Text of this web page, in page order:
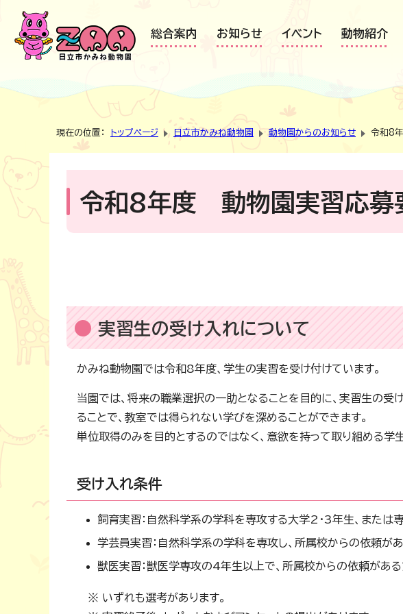
総合案内 お知らせ イベント 動物紹介
現在の位置： トップページ 日立市かみね動物園 動物園からのお知らせ 令和8
令和8年度 動物園実習応募
実習生の受け入れについて
かみね動物園では令和8年度、学生の実習を受け付けています。
当園では、将来の職業選択の一助となることを目的に、実習生の受
ることで、教室では得られない学びを深めることができます。
単位取得のみを目的とするのではなく、意欲を持って取り組める学
受け入れ条件
飼育実習：自然科学系の学科を専攻する大学2・3年生、また
学芸員実習：自然科学系の学科を専攻し、所属校からの依頼が
獣医実習：獣医学専攻の4年生以上で、所属校からの依頼があ
※ いずれも選考があります。